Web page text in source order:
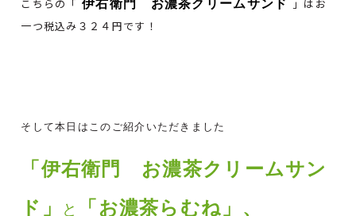
こちらの「
」はお
一つ税込み３２４円です！
そして本日はこのご紹介いただきました
「伊右衛門 お濃茶クリームサン
ド 」 と 「お濃茶らむね」、